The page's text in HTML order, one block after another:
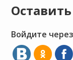
Войдите